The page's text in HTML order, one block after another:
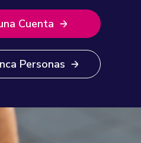
Cuenta
Personas